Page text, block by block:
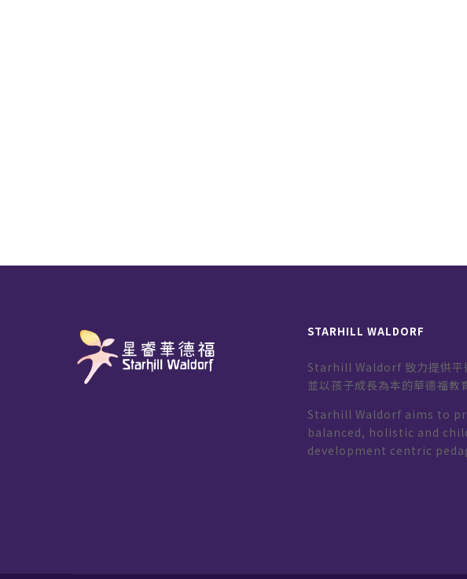
STARHILL WALDORF
Starhill Waldorf 致力提供平
並以孩子成長為本的華德福教
Starhill Waldorf aims to
balanced, holistic and
development centric